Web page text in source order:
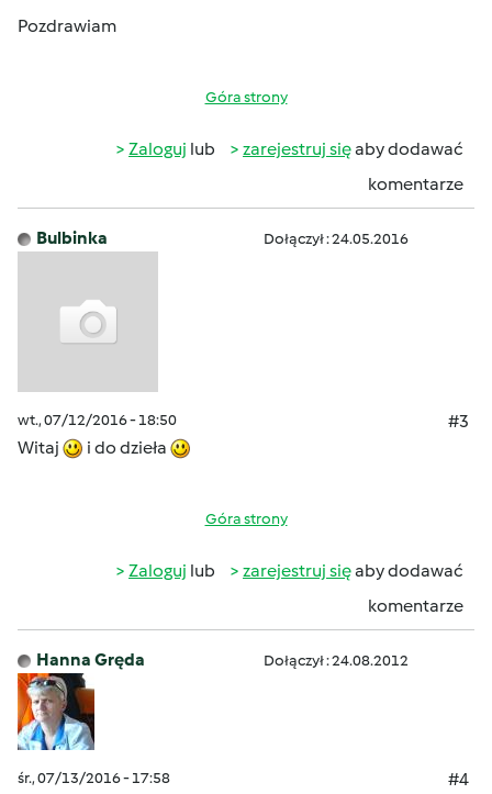
Pozdrawiam
Góra strony
Zaloguj lub zarejestruj sięaby dodawać
komentarze
Bulbinka Dołączył : 24.05.2016
wt., 07/12/2016 - 18:50
#3
Witaj
i do dzieła
Góra strony
Zaloguj lub zarejestruj sięaby dodawać
komentarze
Hanna Gręda Dołączył : 24.08.2012
śr., 07/13/2016 - 17:58
#4